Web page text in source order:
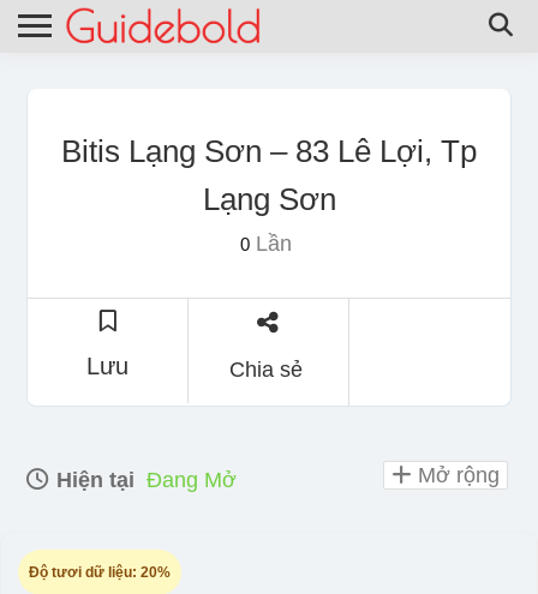
Bitis Lạng Sơn – 83 Lê Lợi, Tp
Lạng Sơn
0Lần
Lưu Chia sẻ
Hiện tại Đang Mở
Độ tươi dữ liệu: 20%
Mở rộng